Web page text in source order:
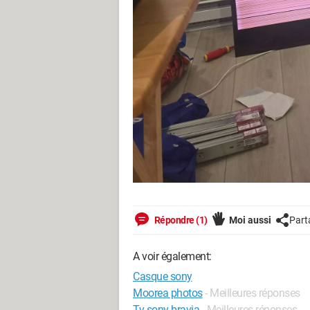
Répondre (1) Moi aussi
A voir également:
Casque sony
Moorea photos- Meilleures réponses